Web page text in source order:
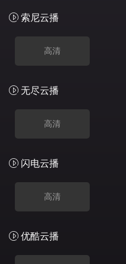
索尼云播
高清
无尽云播
高清
闪电云播
高清
优酷云播